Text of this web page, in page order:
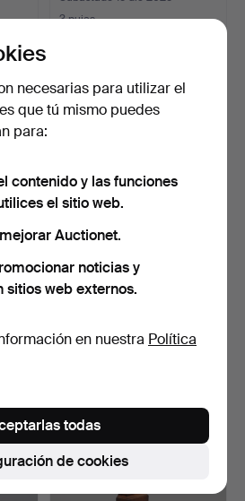
3 pujas
RELOJ DE PIE, Skandia,
Dinamarca.
Subastado 25 abr 2026
37 USD
necesarias para utilizar el
que tú mismo puedes
para:
contenido y las funciones
el sitio web.
Auctionet.
noticias y
sitios web externos.
en nuestra Política
de cookies
todas